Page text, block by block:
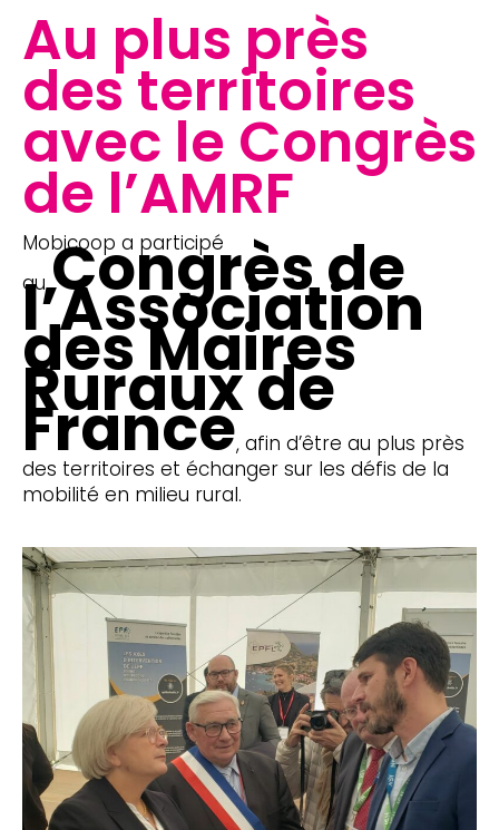
Au plus près
des territoires
avec le Congrès
de l’AMRF
Mobicoop a participé
auCongrès de
l’Association
des Maires
Ruraux de
France, afin d’être au plus près
des territoires et échanger sur les défis de la
mobilité en milieu rural.